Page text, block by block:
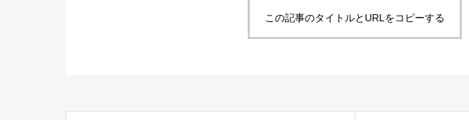
この記事のタイトルとURLをコピーする